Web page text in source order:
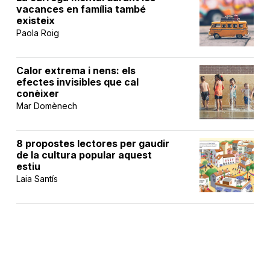
vacances en família també
existeix
Paola Roig
Calor extrema i nens: els
efectes invisibles que cal
conèixer
Mar Domènech
8 propostes lectores per gaudir
de la cultura popular aquest
estiu
Laia Santís